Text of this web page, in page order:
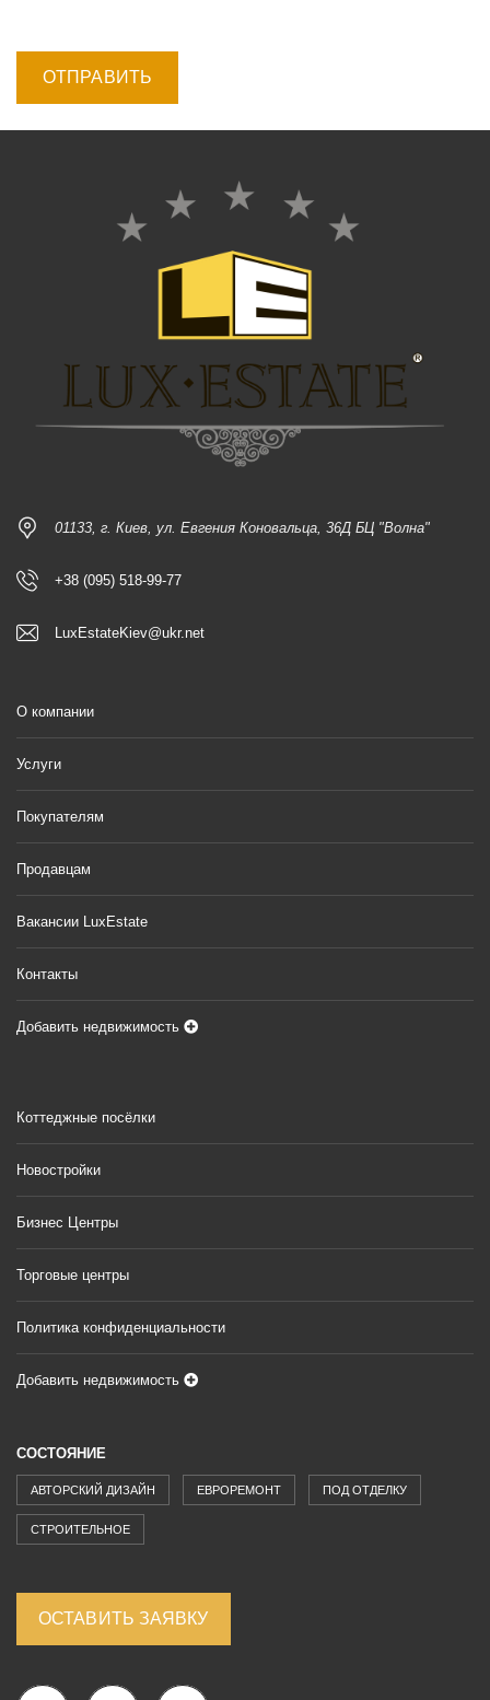
01133, г. Киев, ул. Евгения Коновальца, 36Д БЦ "Волна"
+38 (095) 518-99-77
LuxEstateKiev@ukr.net
О компании
Услуги
Покупателям
Продавцам
Вакансии LuxEstate
Контакты
Добавить недвижимость
Коттеджные посёлки
Новостройки
Бизнес Центры
Торговые центры
Политика конфиденциальности
Добавить недвижимость
СОСТОЯНИЕ
АВТОРСКИЙ ДИЗАЙН ЕВРОРЕМОНТ ПОД ОТДЕЛКУ
СТРОИТЕЛЬНОЕ
ОСТАВИТЬ ЗАЯВКУ